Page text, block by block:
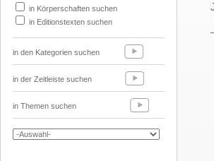
in Körperschaften suchen
in Editionstexten suchen
in den Kategorien suchen
in der Zeitleiste suchen
in Themen suchen